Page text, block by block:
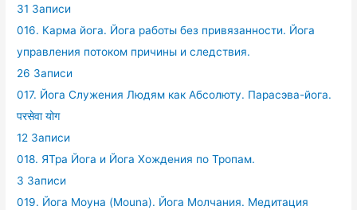
31 Записи
016. Карма йога. Йога работы без привязанности. Йога
управления потоком причины и следствия.
26 Записи
017. Йога Служения Людям как Абсолюту. Парасэва-йога.
परसेवा योग
12 Записи
018. ЯТра Йога и Йога Хождения по Тропам.
3 Записи
019. Йога Моуна (Mouna). Йога Молчания. Медитация